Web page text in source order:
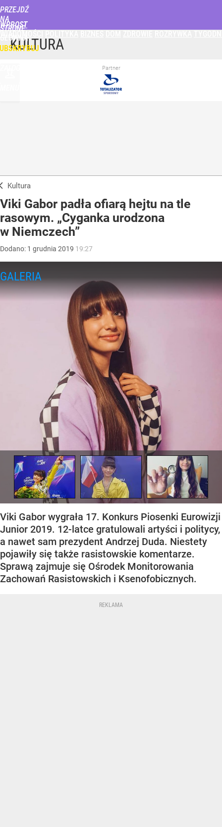
PRZEJDŹ
NA
STRONĘ
GŁÓWNĄ
WPROST
KULTURA
Partner
Kultura
Viki Gabor padła ofiarą hejtu na tle
rasowym. „Cyganka urodzona
w Niemczech”
Dodano: 1 grudnia 2019 19:27
Viki Gabor wygrała 17. Konkurs Piosenki Eurowizji
Junior 2019. 12-latce gratulowali artyści i politycy,
a nawet sam prezydent Andrzej Duda. Niestety
pojawiły się także rasistowskie komentarze.
Sprawą zajmuje się Ośrodek Monitorowania
Zachowań Rasistowskich i Ksenofobicznych.